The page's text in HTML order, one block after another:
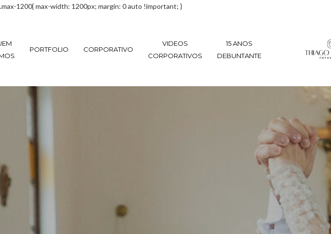
.max-1200{ max-width: 1200px; margin: 0 auto !important; }
PORTFOLIO CORPORATIVO
VIDEOS
CORPORATIVOS
15 ANOS
DEBUNTANTE